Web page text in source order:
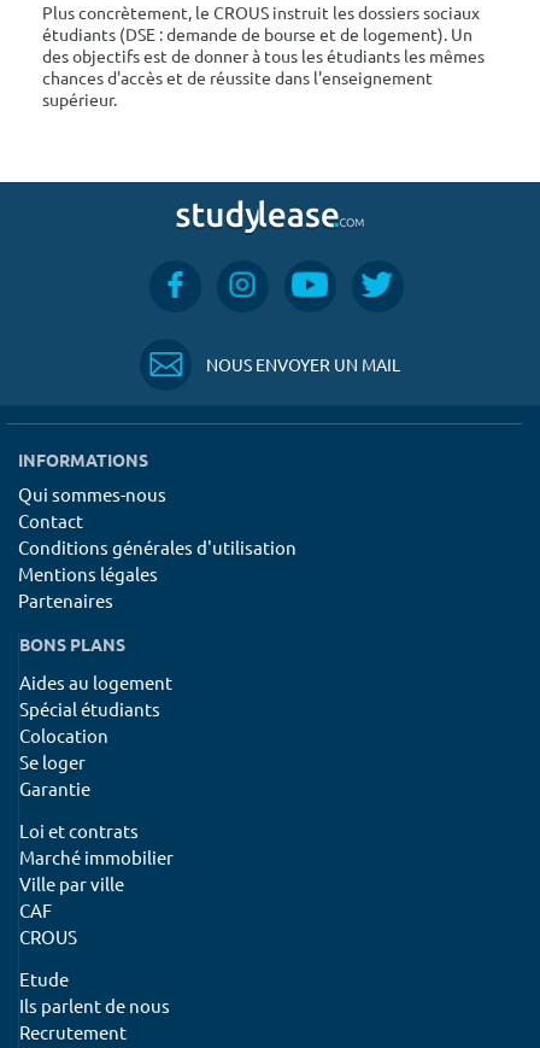
Plus concrètement, le CROUS instruit les dossiers sociaux
étudiants (DSE : demande de bourse et de logement). Un
des objectifs est de donner à tous les étudiants les mêmes
chances d'accès et de réussite dans l'enseignement
supérieur.
NOUS ENVOYER UN MAIL
INFORMATIONS
Qui sommes-nous
Contact
Conditions générales d'utilisation
Mentions légales
Partenaires
BONS PLANS
Aides au logement
Spécial étudiants
Colocation
Se loger
Garantie
Loi et contrats
Marché immobilier
Ville par ville
CAF
CROUS
Etude
Ils parlent de nous
Recrutement